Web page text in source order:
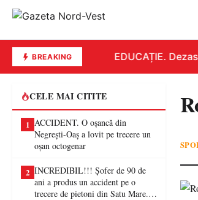
BREAKING EDUCAȚIE.
CELE MAI CITITE
1 ACCIDENT. O oșancă din
Negrești-Oaș a lovit pe trecere un
oșan octogenar
2 INCREDIBIL!!! Șofer de 90 de
ani a produs un accident pe o
trecere de pietoni din Satu Mare. O